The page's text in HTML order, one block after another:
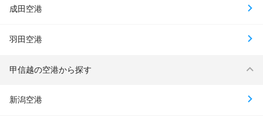
成田空港
羽田空港
甲信越の空港から探す
新潟空港